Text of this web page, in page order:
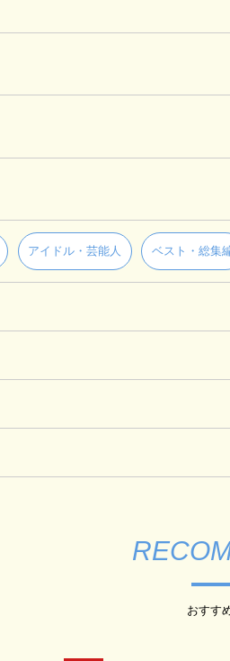
アイドル・芸能人 ベスト・総集
おすす